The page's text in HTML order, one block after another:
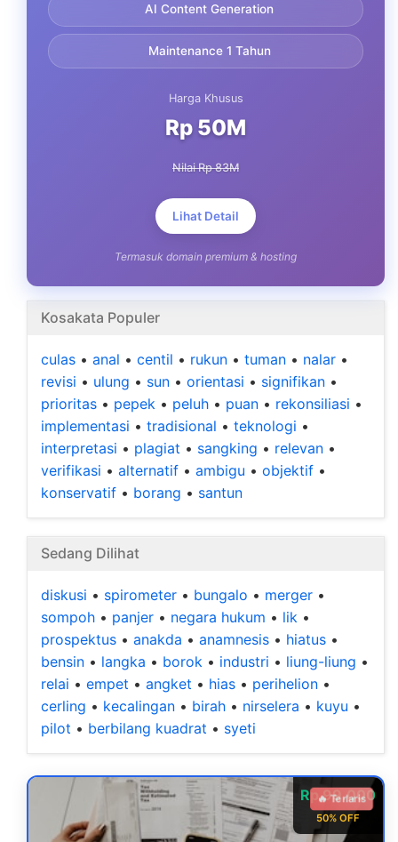
AI Content Generation
Maintenance 1 Tahun
Harga Khusus
Rp 50M
Nilai Rp 83M
Lihat Detail
Termasuk domain premium & hosting
Kosakata Populer
culas • anal • centil • rukun • tuman • nalar •
revisi • ulung • sun • orientasi • signifikan •
prioritas • pepek • peluh • puan • rekonsiliasi •
implementasi • tradisional • teknologi •
interpretasi • plagiat • sangking • relevan •
verifikasi • alternatif • ambigu • objektif •
konservatif • borang • santun
Sedang Dilihat
diskusi • spirometer • bungalo • merger •
sompoh • panjer • negara hukum • lik •
prospektus • anakda • anamnesis • hiatus •
bensin • langka • borok • industri • liung-liung •
relai • empet • angket • hias • perihelion •
cerling • kecalingan • birah • nirselera • kuyu •
pilot • berbilang kuadrat • syeti
Rp 99.000
50% OFF
🔥 Terlaris